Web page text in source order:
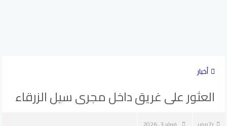
أخبار
العثور على غريق داخل مجرى سيل الزرقاء